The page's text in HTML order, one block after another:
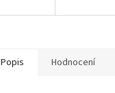
Popis Hodnocení